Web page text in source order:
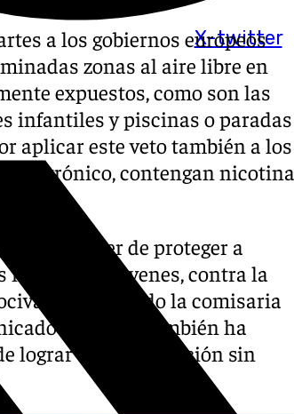
X-twitter
a los gobiernos europeos
zonas al aire libre en
expuestos, como son las
infantiles y piscinas o paradas
aplicar este veto también a los
electrónico, contengan nicotina
el deber de proteger a
niños y los jóvenes, contra la
ha avisado la comisaria
en el que también ha
lograr una «generación sin